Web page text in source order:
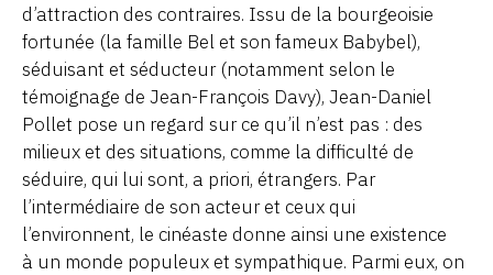
d’attraction des contraires. Issu de la bourgeoisie
fortunée (la famille Bel et son fameux Babybel),
séduisant et séducteur (notamment selon le
témoignage de Jean-François Davy), Jean-Daniel
Pollet pose un regard sur ce qu’il n’est pas : des
milieux et des situations, comme la difficulté de
séduire, qui lui sont, a priori, étrangers. Par
l’intermédiaire de son acteur et ceux qui
l’environnent, le cinéaste donne ainsi une existence
à un monde populeux et sympathique. Parmi eux, on